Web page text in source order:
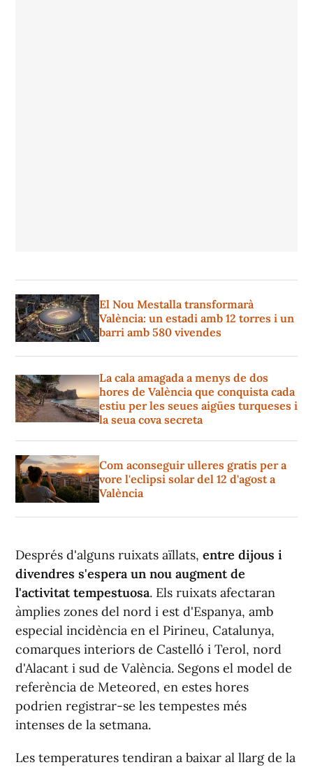
El Nou Mestalla transformarà
València: un estadi amb 12 torres i un
barri amb 580 vivendes
La cala amagada a menys de dos
hores de València que conquista cada
estiu per les seues aigües turqueses i
la seua cova secreta
Com aconseguir ulleres gratis per a
vore l'eclipsi solar del 12 d'agost a
València
Després d'alguns ruixats aïllats, entre dijous i
divendres s'espera un nou augment de
l'activitat tempestuosa. Els ruixats afectaran
àmplies zones del nord i est d'Espanya, amb
especial incidència en el Pirineu, Catalunya,
comarques interiors de Castelló i Terol, nord
d'Alacant i sud de València. Segons el model de
referència de Meteored, en estes hores
podrien registrar-se les tempestes més
intenses de la setmana.
Les temperatures tendiran a baixar al llarg de la